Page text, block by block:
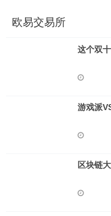
欧易交易所
这个双
游戏派
区块链